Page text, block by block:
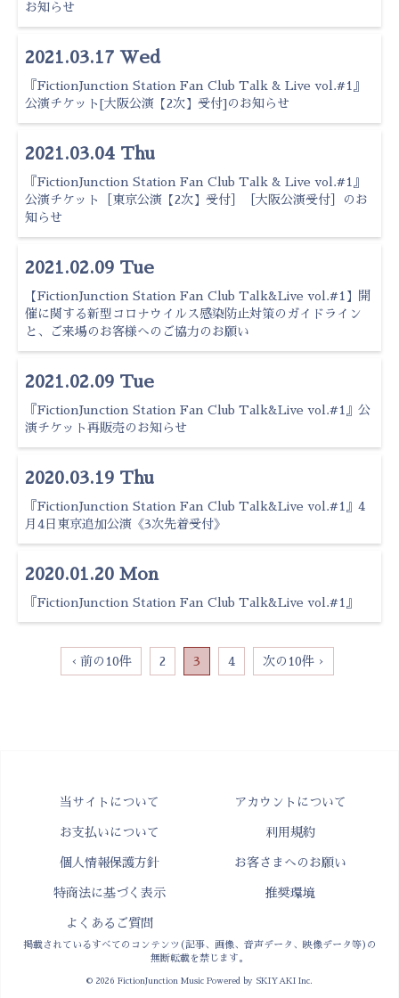
お知らせ
2021.03.17 Wed
『FictionJunction Station Fan Club Talk & Live vol.#1』
公演チケット[大阪公演【2次】受付]のお知らせ
2021.03.04 Thu
『FictionJunction Station Fan Club Talk & Live vol.#1』
公演チケット［東京公演【2次】受付］［大阪公演受付］のお
知らせ
2021.02.09 Tue
【FictionJunction Station Fan Club Talk&Live vol.#1】開
催に関する新型コロナウイルス感染防止対策のガイドライン
と、ご来場のお客様へのご協力のお願い
2021.02.09 Tue
『FictionJunction Station Fan Club Talk&Live vol.#1』公
演チケット再販売のお知らせ
2020.03.19 Thu
『FictionJunction Station Fan Club Talk&Live vol.#1』4
月4日東京追加公演《3次先着受付》
2020.01.20 Mon
『FictionJunction Station Fan Club Talk&Live vol.#1』
‹ 前の10件 2 3 4 次の10件 ›
当サイトについて アカウントについて
お支払いについて 利用規約
個人情報保護方針 お客さまへのお願い
特商法に基づく表示 推奨環境
よくあるご質問
掲載されているすべてのコンテンツ(記事、画像、音声データ、映像データ等)の
無断転載を禁じます。
© 2026 FictionJunction Music Powered by SKIYAKI Inc.